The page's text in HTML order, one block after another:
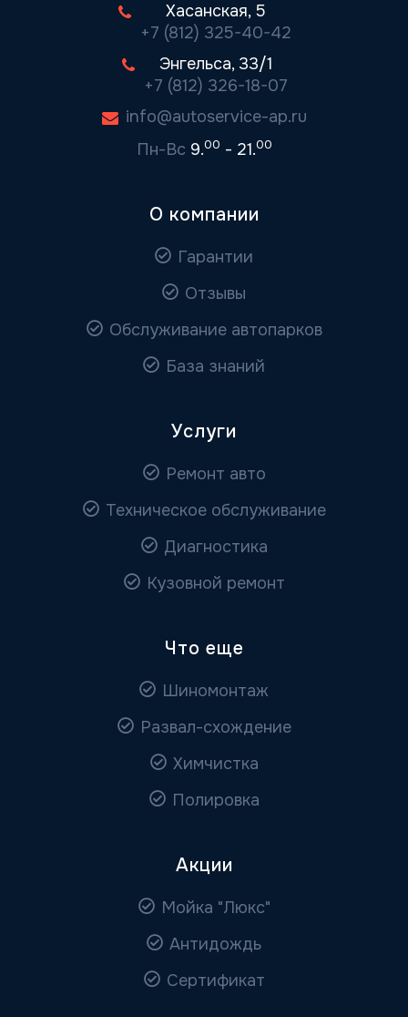
Хасанская, 5
+7 (812) 325-40-42
Энгельса, 33/1
+7 (812) 326-18-07
info@autoservice-ap.ru
Пн-Вс 9.00 - 21.00
О компании
Гарантии
Отзывы
Обслуживание автопарков
База знаний
Услуги
Ремонт авто
Техническое обслуживание
Диагностика
Кузовной ремонт
Что еще
Шиномонтаж
Развал-схождение
Химчистка
Полировка
Акции
Мойка "Люкс"
Антидождь
Сертификат